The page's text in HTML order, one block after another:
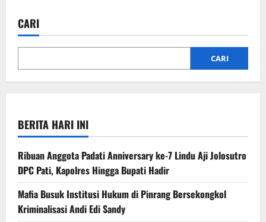
CARI
CARI
BERITA HARI INI
Ribuan Anggota Padati Anniversary ke-7 Lindu Aji Jolosutro
DPC Pati, Kapolres Hingga Bupati Hadir
Mafia Busuk Institusi Hukum di Pinrang Bersekongkol
Kriminalisasi Andi Edi Sandy